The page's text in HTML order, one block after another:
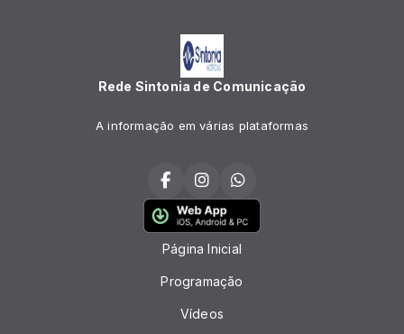
Rede Sintonia de Comunicação
A informação em várias plataformas
Página Inicial
Programação
Vídeos